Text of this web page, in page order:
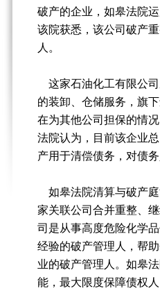
破产的企业，如皋法院
该院获悉，该公司破产
人。
这家石油化工有限公司
的装卸、仓储服务，旗
在为其他公司担保的情
法院认为，目前该企业
产用于清偿债务，对债
如皋法院清算与破产
家关联公司合并重整、
司是从事高度危险化学
经验的破产管理人，帮
业的破产管理人。如皋
能，最大限度保障债权